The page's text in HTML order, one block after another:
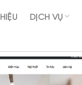
DỊCH VỤ